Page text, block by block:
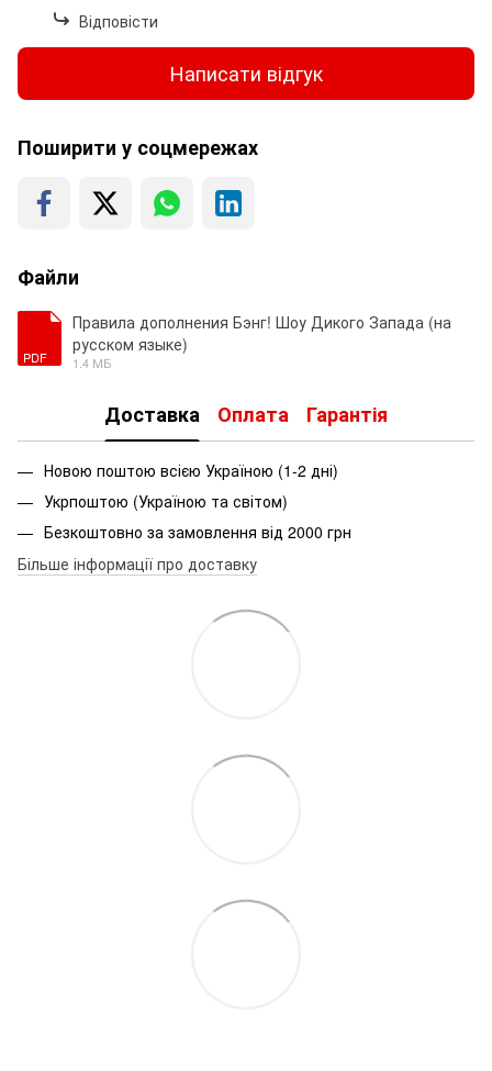
Відповісти
Написати відгук
Поширити у соцмережах
Файли
PDF
Правила дополнения Бэнг! Шоу Дикого Запада (на
русском языке)
1.4 МБ
Доставка Оплата Гарантія
Новою поштою всією Україною (1-2 дні)
Укрпоштою (Україною та світом)
Безкоштовно за замовлення від 2000 грн
Більше інформації про доставку